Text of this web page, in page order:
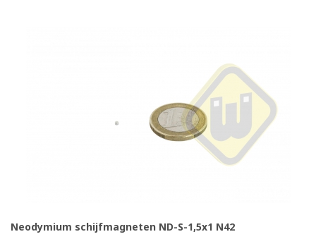
Neodymium schijfmagneten ND-S-1,5x1 N42